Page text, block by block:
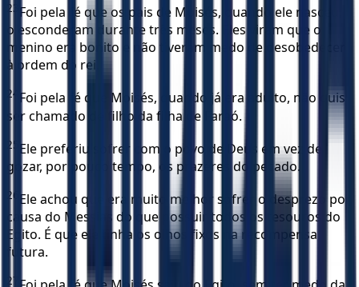
23 Foi pela fé que os pais de Moisés, quando ele nasceu,
o esconderam durante três meses. Eles viram que o
menino era bonito e não tiveram medo de desobedecer
à ordem do rei.
24 Foi pela fé que Moisés, quando já era adulto, não quis
ser chamado de filho da filha de Faraó.
25 Ele preferiu sofrer com o povo de Deus em vez de
gozar, por pouco tempo, os prazeres do pecado.
26 Ele achou que era muito melhor sofrer o desprezo por
causa do Messias do que possuir todos os tesouros do
Egito. É que ele tinha os olhos fixos na recompensa
futura.
27